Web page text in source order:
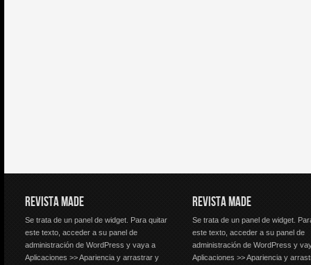
REVISTA MADE
Se trata de un panel de widget. Para quitar
este texto, acceder a su panel de
administración de WordPress y vaya a
Aplicaciones >> Apariencia y arrastrar y
REVISTA MADE
Se trata de un panel de widget.
este texto, acceder a su panel de
administración de WordPress y
Aplicaciones >> Apariencia y